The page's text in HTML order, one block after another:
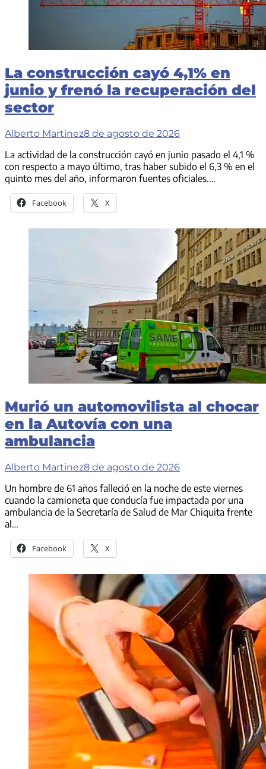
La construcción cayó 4,1% en
junio y frenó la recuperación del
sector
Alberto Martinez8 de agosto de 2026
La actividad de la construcción cayó en junio pasado el 4,1 %
con respecto a mayo último, tras haber subido el 6,3 % en el
quinto mes del año, informaron fuentes oficiales.…
Facebook X
Murió un automovilista al chocar
en la Autovía con una
ambulancia
Alberto Martinez8 de agosto de 2026
Un hombre de 61 años falleció en la noche de este viernes
cuando la camioneta que conducía fue impactada por una
ambulancia de la Secretaría de Salud de Mar Chiquita frente
al…
Facebook X